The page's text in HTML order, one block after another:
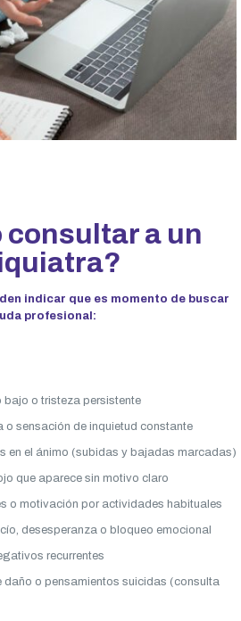
consultar a un
indicar que es momento de buscar
profesional:
bajo o tristeza persistente
o sensación de inquietud constante
en el ánimo (subidas y bajadas marcadas)
que aparece sin motivo claro
o motivación por actividades habituales
desesperanza o bloqueo emocional
recurrentes
daño o pensamientos suicidas (consulta